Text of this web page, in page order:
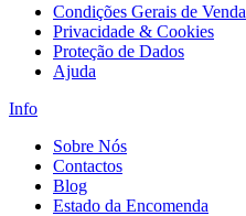
Condições Gerais de Venda
Privacidade & Cookies
Proteção de Dados
Ajuda
Info
Sobre Nós
Contactos
Blog
Estado da Encomenda